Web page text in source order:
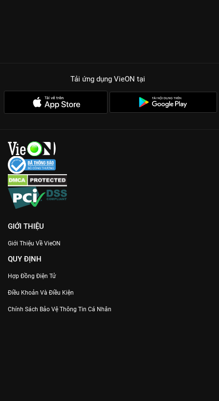
Tải ứng dụng VieON tại
GIỚI THIỆU
Giới Thiệu Về VieON
QUY ĐỊNH
Hợp Đồng Điện Tử
Điều Khoản Và Điều Kiện
Chính Sách Bảo Vệ Thông Tin Cá Nhân